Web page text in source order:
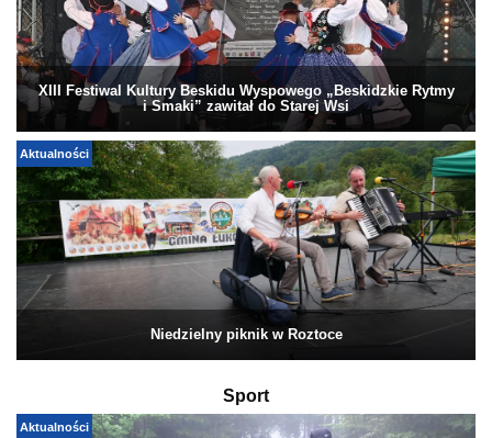
XIII Festiwal Kultury Beskidu Wyspowego „Beskidzkie Rytmy
i Smaki” zawitał do Starej Wsi
Aktualności
Niedzielny piknik w Roztoce
Sport
Aktualności